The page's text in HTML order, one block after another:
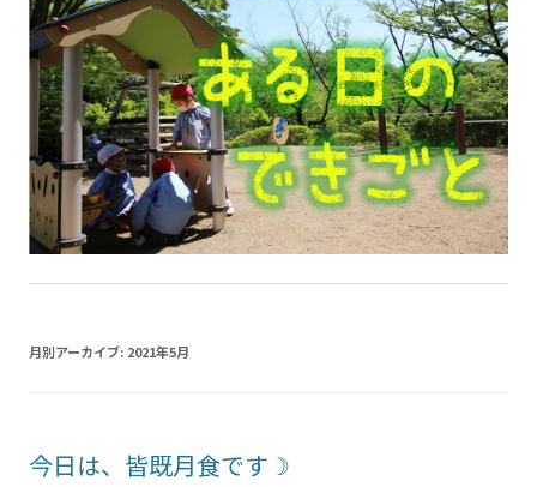
月別アーカイブ: 2021年5月
今日は、皆既月食です☽